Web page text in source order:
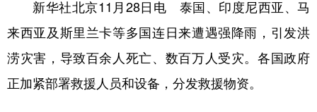
科技 科创 量子 体育
书画 军事
新华社北京11月28日电 泰国、印度尼西亚、马
来西亚及斯里兰卡等多国连日来遭遇强降雨，引发洪
涝灾害，导致百余人死亡、数百万人受灾。各国政府
正加紧部署救援人员和设备，分发救援物资。